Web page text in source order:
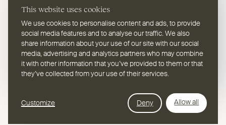
This website uses cookies
We use cookies to personalise content and ads, to provide
social media features and to analyse our traffic. We also
share information about your use of our site with our social
media, advertising and analytics partners who may combine
it with other information that you’ve provided to them or that
they’ve collected from your use of their services.
Customize Deny Allow all
© 20262TEC2, Tutti i diritti riservati Informativa sulla privacy Cookies
Selezionare una lingua